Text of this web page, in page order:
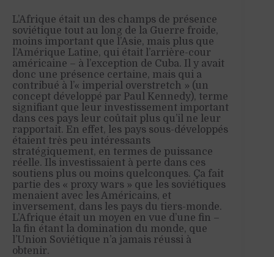
L’Afrique était un des champs de présence
soviétique tout au long de la Guerre froide,
moins important que l’Asie, mais plus que
l’Amérique Latine, qui était l’arrière-cour
américaine – à l’exception de Cuba. Il y avait
donc une présence certaine, mais qui a
contribué à l’« imperial overstretch » (un
concept développé par Paul Kennedy), terme
signifiant que leur investissement important
dans ces pays leur coûtait plus qu’il ne leur
rapportait. En effet, les pays sous-développés
étaient très peu intéressants
stratégiquement, en termes de puissance
réelle. Ils investissaient à perte dans ces
soutiens plus ou moins quelconques. Ça fait
partie des « proxy wars » que les soviétiques
menaient avec lesAméricains, et
inversement, dans les pays du tiers-monde.
L’Afrique était un moyen en vue d’une fin –
la fin étant la domination du monde, que
l’Union Soviétique n’a jamais réussi à
obtenir.